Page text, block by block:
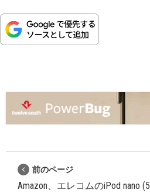
前のページ
Amazon、エレコムのiPod nano